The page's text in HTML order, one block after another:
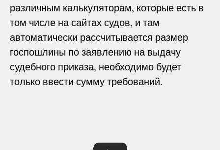
различным калькуляторам, которые есть в
том числе на сайтах судов, и там
автоматически рассчитывается размер
госпошлины по заявлению на выдачу
судебного приказа, необходимо будет
только ввести сумму требований.